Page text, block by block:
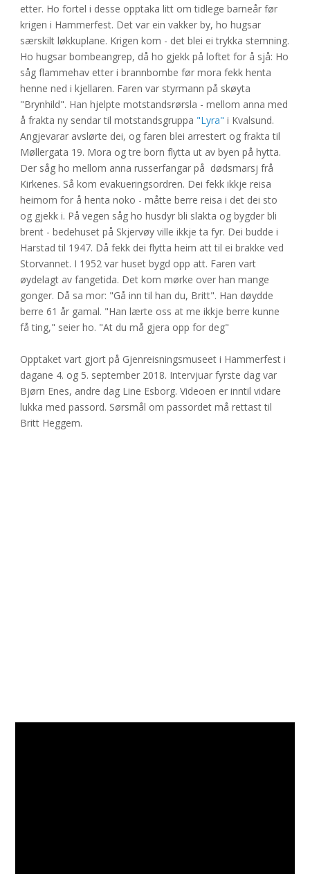
etter. Ho fortel i desse opptaka litt om tidlege barneår før
krigen i Hammerfest. Det var ein vakker by, ho hugsar
særskilt løkkuplane. Krigen kom - det blei ei trykka stemning.
Ho hugsar bombeangrep, då ho gjekk på loftet for å sjå: Ho
såg flammehav etter i brannbombe før mora fekk henta
henne ned i kjellaren. Faren var styrmann på skøyta
"Brynhild". Han hjelpte motstandsrørsla - mellom anna med
å frakta ny sendar til motstandsgruppa "Lyra" i Kvalsund.
Angjevarar avslørte dei, og faren blei arrestert og frakta til
Møllergata 19. Mora og tre born flytta ut av byen på hytta.
Der såg ho mellom anna russerfangar på  dødsmarsj frå
Kirkenes. Så kom evakueringsordren. Dei fekk ikkje reisa
heimom for å henta noko - måtte berre reisa i det dei sto
og gjekk i. På vegen såg ho husdyr bli slakta og bygder bli
brent - bedehuset på Skjervøy ville ikkje ta fyr. Dei budde i
Harstad til 1947. Då fekk dei flytta heim att til ei brakke ved
Storvannet. I 1952 var huset bygd opp att. Faren vart
øydelagt av fangetida. Det kom mørke over han mange
gonger. Då sa mor: "Gå inn til han du, Britt". Han døydde
berre 61 år gamal. "Han lærte oss at me ikkje berre kunne
få ting," seier ho. "At du må gjera opp for deg"
Opptaket vart gjort på Gjenreisningsmuseet i Hammerfest i
dagane 4. og 5. september 2018. Intervjuar fyrste dag var
Bjørn Enes, andre dag Line Esborg. Videoen er inntil vidare
lukka med passord. Sørsmål om passordet må rettast til
Britt Heggem.